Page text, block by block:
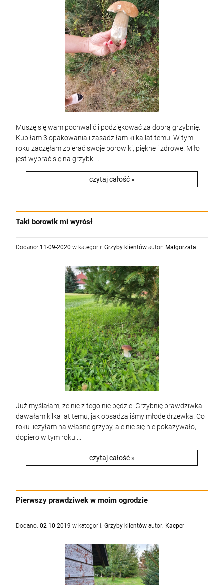
Muszę się wam pochwalić i podziękować za dobrą grzybnię.
Kupiłam 3 opakowania i zasadziłam kilka lat temu. W tym
roku zaczęłam zbierać swoje borowiki, piękne i zdrowe. Miło
jest wybrać się na grzybki ...
czytaj całość »
Taki borowik mi wyrósł
Dodano: 11-09-2020 w kategorii: Grzyby klientów autor: Małgorzata
Już myślałam, że nic z tego nie będzie. Grzybnię prawdziwka
dawałam kilka lat temu, jak obsadzaliśmy młode drzewka. Co
roku liczyłam na własne grzyby, ale nic się nie pokazywało,
dopiero w tym roku ...
czytaj całość »
Pierwszy prawdziwek w moim ogrodzie
Dodano: 02-10-2019 w kategorii: Grzyby klientów autor: Kacper